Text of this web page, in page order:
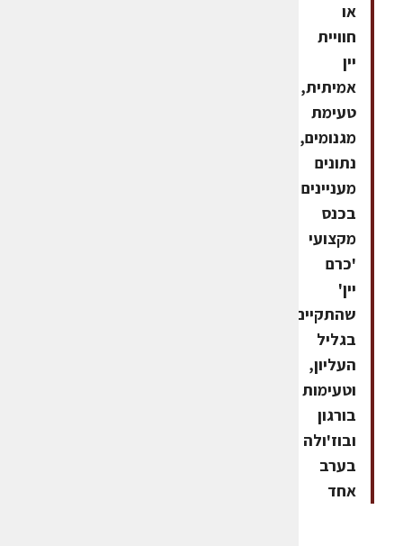
או
חוויית
יין
אמיתית,
טעימת
מגנומים,
נתונים
מעניינים
בכנס
מקצועי
'כרם
יין'
שהתקיים
בגליל
העליון,
וטעימות
בורגון
ובוז'ולה
בערב
אחד